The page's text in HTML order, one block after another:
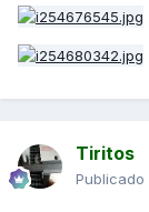
Tiritos
Publicado